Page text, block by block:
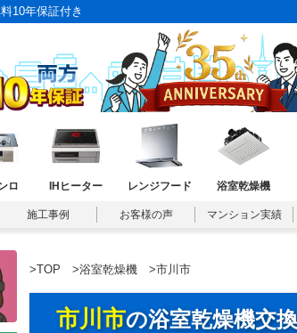
10年保証付き
ロ IHヒーター レンジフード 浴室乾燥機
施工事例 お客様の声 マンション実績
>TOP >浴室乾燥機 >市川市
市川市の浴室乾燥機交